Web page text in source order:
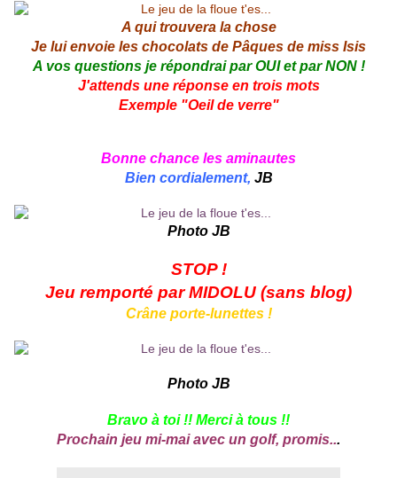
A qui trouvera la chose
Je lui envoie les chocolats de Pâques de miss Isis
A vos questions je répondrai par OUI et par NON !
J'attends une réponse en trois mots
Exemple "Oeil de verre"
Bonne chance les aminautes
Bien cordialement, JB
Photo JB
STOP !
Jeu remporté par MIDOLU (sans blog)
Crâne porte-lunettes !
Photo JB
Bravo à toi !! Merci à tous !!
Prochain jeu mi-mai avec un golf, promis...